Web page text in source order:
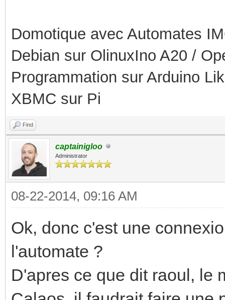
Domotique avec Automates
Debian sur OlinuxIno A20 /
Programmation sur Arduino
XBMC sur Pi
Find
captainigloo
Administrator
08-22-2014, 09:16 AM
Ok, donc c'est une
l'automate ?
D'apres ce que dit raoul, le